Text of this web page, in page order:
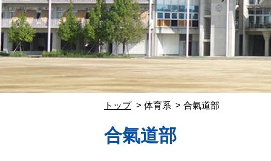
トップ 体育系 合氣道部
合氣道部